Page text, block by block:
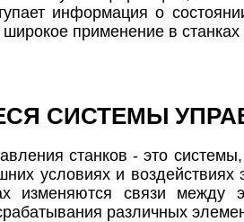
информация о
применение в
СИСТЕМЫ
станков - это
условиях и
изменяются связи между
различных